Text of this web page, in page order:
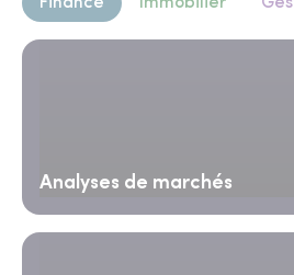
Analyses de marchés